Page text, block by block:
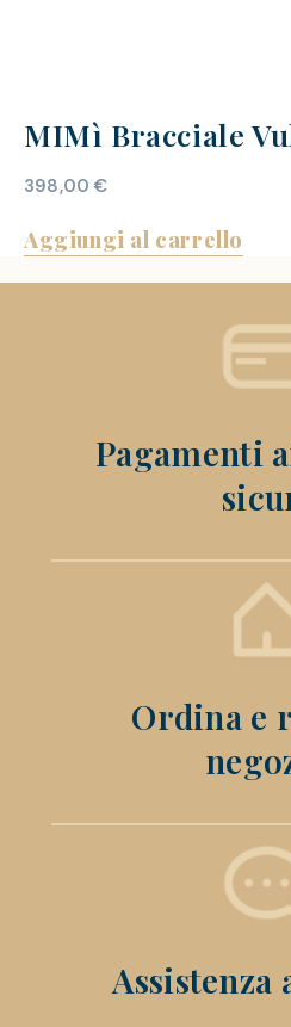
MIMì Bracciale
398,00€
Aggiungi al carrello
Pagamenti
Ordina e
Assistenza